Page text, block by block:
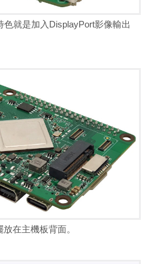
就是加入DisplayPort影像輸出
在主機板背面。